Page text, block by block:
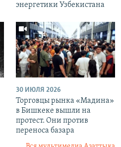
энергетики Узбекистана
30 ИЮЛЯ 2026
Торговцы рынка «Мадина»
в Бишкеке вышли на
протест. Они против
переноса базара